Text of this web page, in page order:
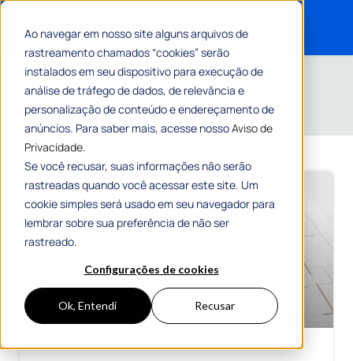
Ao navegar em nosso site alguns arquivos de
rastreamento chamados “cookies” serão
instalados em seu dispositivo para execução de
análise de tráfego de dados, de relevância e
personalização de conteúdo e endereçamento de
anúncios. Para saber mais, acesse nossoAviso de
Privacidade.
Se você recusar, suas informações não serão
rastreadas quando você acessar este site. Um
cookie simples será usado em seu navegador para
lembrar sobre sua preferência de não ser
rastreado.
Configurações de cookies
Ok, Entendi Recusar
Home »Arquivos para 27 de fevereiro de 2025
Conteúdos sobre
27/02/2025